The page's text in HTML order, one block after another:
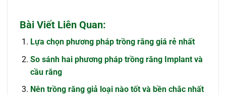
Bài Viết Liên Quan:
Lựa chọn phương pháp trồng răng giá rẻ nhất
So sánh hai phương pháp trồng răng Implant và
cầu răng
Nên trồng răng giả loại nào tốt và bền chắc nhất